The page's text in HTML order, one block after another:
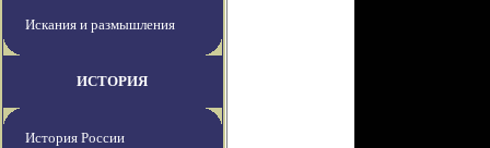
Искания и размышления
ИСТОРИЯ
История России